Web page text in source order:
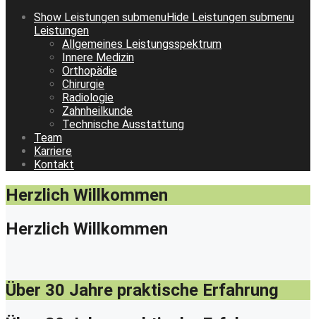
Show Leistungen submenuHide Leistungen submenu
Leistungen
Allgemeines Leistungsspektrum
Innere Medizin
Orthopädie
Chirurgie
Radiologie
Zahnheilkunde
Technische Ausstattung
Team
Karriere
Kontakt
Herzlich Willkommen
Herzlich Willkommen
Über 30 Jahre praktische Erfahrung